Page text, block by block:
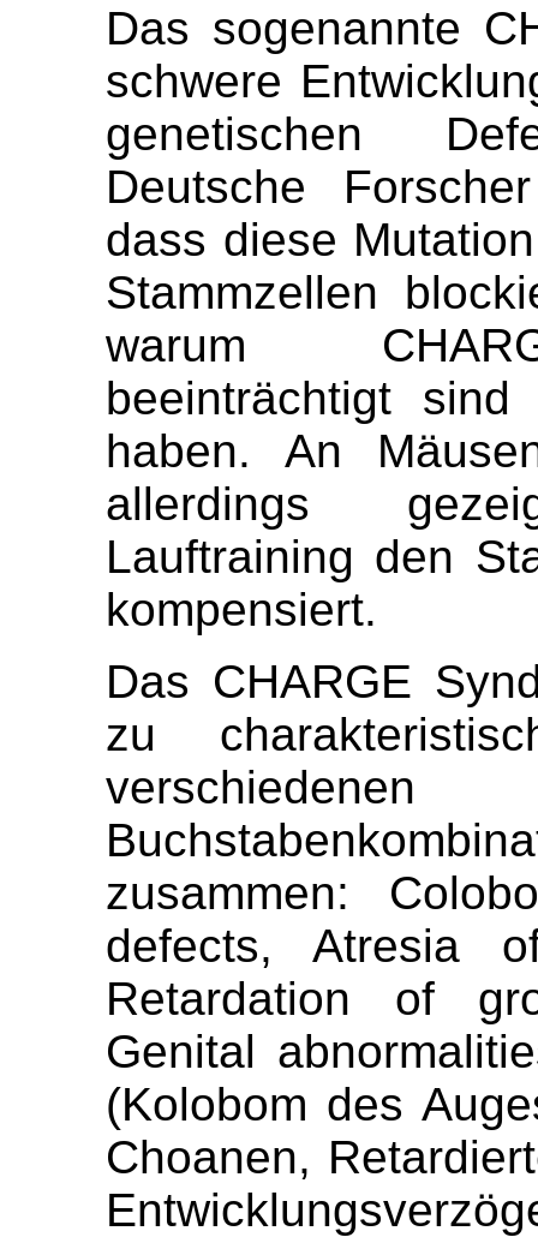
Das sogenannte
schwere
genetischen
Deutsche
dass diese
Stammzellen
warum
beeinträchtigt sind
haben. An
allerdings
Lauftraining den
kompensiert.
Das CHARGE
zu
zusammen:
defects, Atresia
Retardation of
Genital
(Kolobom des
Choanen,